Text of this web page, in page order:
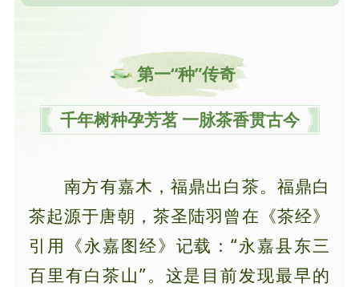
第一“种”传奇
千年树种孕芳茗 一脉茶香贯古今
南方有嘉木，福鼎出白茶。 福鼎白
茶起源于唐朝，茶圣陆羽曾在《茶经》
引用《永嘉图经》记载：“永嘉县东三
百里有白茶山”。这是目前发现最早的